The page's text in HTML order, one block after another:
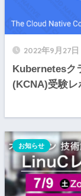
2022年9月27日
Kubernetesク
(KCNA)受験レ
お知らせ